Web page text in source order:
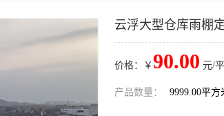
云浮大型仓库雨棚
价格：￥ 90.00 元/
产品数量： 9999.00平方